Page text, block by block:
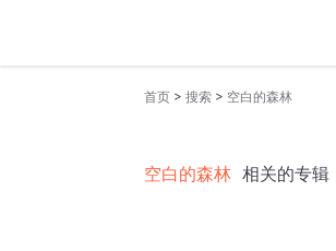
首页 > 搜索 > 空白的森林
空白的森林 相关的专辑